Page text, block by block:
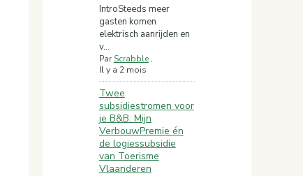
IntroSteeds meer
gasten komen
elektrisch aanrijden en
v...
ParScrabble,
Il y a 2 mois
Twee
subsidiestromen voor
je B&B: Mijn
VerbouwPremie én
de logiessubsidie
van Toerisme
Vlaanderen